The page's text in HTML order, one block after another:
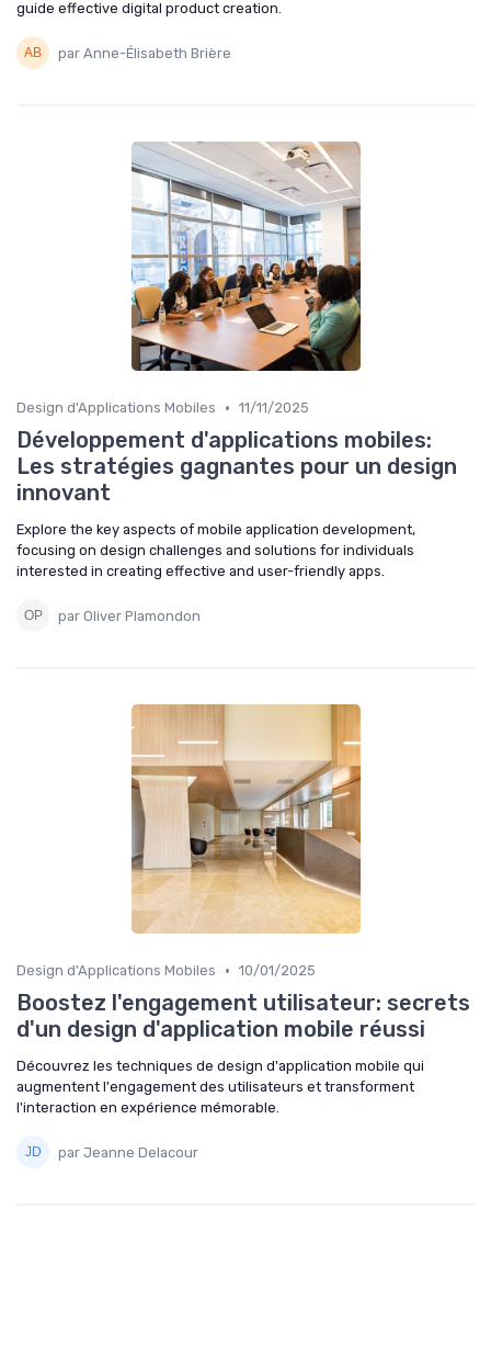
guide effective digital product creation.
par Anne-Élisabeth Brière
Design d'Applications Mobiles • 11/11/2025
Développement d'applications mobiles:
Les stratégies gagnantes pour un design
innovant
Explore the key aspects of mobile application development,
focusing on design challenges and solutions for individuals
interested in creating effective and user-friendly apps.
par Oliver Plamondon
Design d'Applications Mobiles • 10/01/2025
Boostez l'engagement utilisateur: secrets
d'un design d'application mobile réussi
Découvrez les techniques de design d'application mobile qui
augmentent l'engagement des utilisateurs et transforment
l'interaction en expérience mémorable.
par Jeanne Delacour